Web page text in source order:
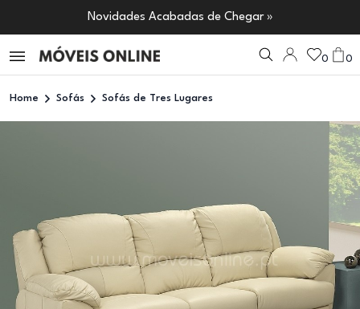
Novidades Acabadas de Chegar »
0 0
Home Sofás Sofás de Tres Lugares